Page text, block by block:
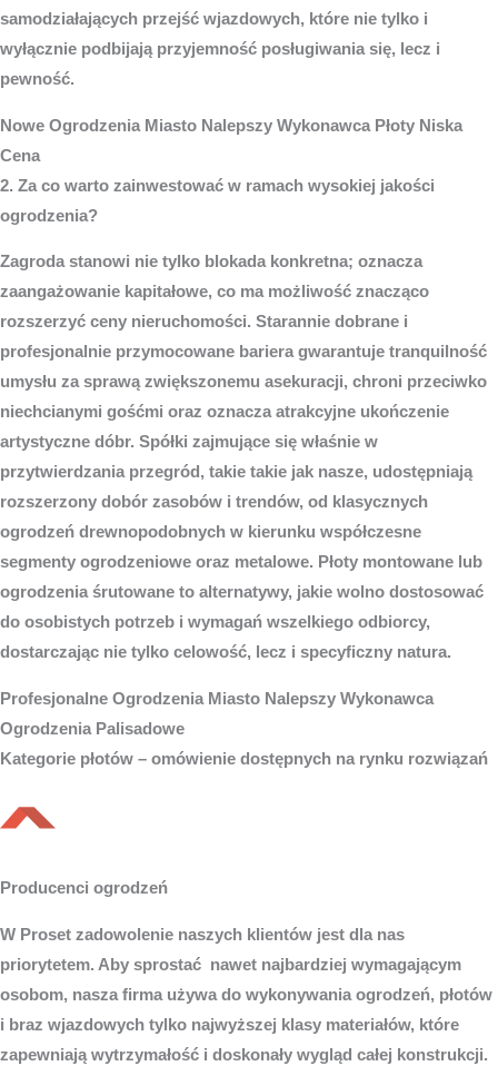
samodziałających przejść wjazdowych, które nie tylko i
wyłącznie podbijają przyjemność posługiwania się, lecz i
pewność.
Nowe Ogrodzenia Miasto Nalepszy Wykonawca Płoty Niska
Cena
2. Za co warto zainwestować w ramach wysokiej jakości
ogrodzenia?
Zagroda stanowi nie tylko blokada konkretna; oznacza
zaangażowanie kapitałowe, co ma możliwość znacząco
rozszerzyć ceny nieruchomości. Starannie dobrane i
profesjonalnie przymocowane bariera gwarantuje tranquilność
umysłu za sprawą zwiększonemu asekuracji, chroni przeciwko
niechcianymi gośćmi oraz oznacza atrakcyjne ukończenie
artystyczne dóbr. Spółki zajmujące się właśnie w
przytwierdzania przegród, takie takie jak nasze, udostępniają
rozszerzony dobór zasobów i trendów, od klasycznych
ogrodzeń drewnopodobnych w kierunku współczesne
segmenty ogrodzeniowe oraz metalowe. Płoty montowane lub
ogrodzenia śrutowane to alternatywy, jakie wolno dostosować
do osobistych potrzeb i wymagań wszelkiego odbiorcy,
dostarczając nie tylko celowość, lecz i specyficzny natura.
Profesjonalne Ogrodzenia Miasto Nalepszy Wykonawca
Ogrodzenia Palisadowe
Kategorie płotów – omówienie dostępnych na rynku rozwiązań
Producenci ogrodzeń
W Proset zadowolenie naszych klientów jest dla nas
priorytetem. Aby sprostać nawet najbardziej wymagającym
osobom, nasza firma używa do wykonywania ogrodzeń, płotów
i braz wjazdowych tylko najwyższej klasy materiałów, które
zapewniają wytrzymałość i doskonały wygląd całej konstrukcji.